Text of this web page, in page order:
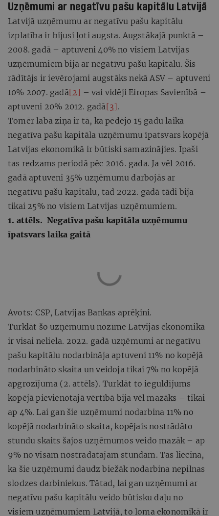
Uzņēmumi ar negatīvu pašu kapitālu Latvijā
Latvijā uzņēmumu ar negatīvu pašu kapitālu
izplatība ir bijusi ļoti augsta. Augstākajā punktā –
2008. gadā – aptuveni 40% no visiem Latvijas
uzņēmumiem bija ar negatīvu pašu kapitālu. Šis
rādītājs ir ievērojami augstāks nekā ASV – aptuveni
10% 2007. gadā[2] – vai vidēji Eiropas Savienībā –
aptuveni 20% 2012. gadā[3].
Tomēr labā ziņa ir tā, ka pēdējo 15 gadu laikā
negatīva pašu kapitāla uzņēmumu īpatsvars kopējā
Latvijas ekonomikā ir būtiski samazinājies. Īpaši
tas redzams periodā pēc 2016. gada. Ja vēl 2016.
gadā aptuveni 35% uzņēmumu darbojās ar
negatīvu pašu kapitālu, tad 2022. gadā tādi bija
tikai 25% no visiem Latvijas uzņēmumiem.
1. attēls. Negatīva pašu kapitāla uzņēmumu
īpatsvars laika gaitā
Avots: CSP, Latvijas Bankas aprēķini.
Turklāt šo uzņēmumu nozīme Latvijas ekonomikā
ir visai neliela. 2022. gadā uzņēmumi ar negatīvu
pašu kapitālu nodarbināja aptuveni 11% no kopējā
nodarbināto skaita un veidoja tikai 7% no kopējā
apgrozījuma (2. attēls). Turklāt to ieguldījums
kopējā pievienotajā vērtībā bija vēl mazāks – tikai
ap 4%. Lai gan šie uzņēmumi nodarbina 11% no
kopējā nodarbināto skaita, kopējais nostrādāto
stundu skaits šajos uzņēmumos veido mazāk – ap
9% no visām nostrādātajām stundām. Tas liecina,
ka šie uzņēmumi daudz biežāk nodarbina nepilnas
slodzes darbiniekus. Tātad, lai gan uzņēmumi ar
negatīvu pašu kapitālu veido būtisku daļu no
visiem uzņēmumiem Latvijā, to loma ekonomikā ir